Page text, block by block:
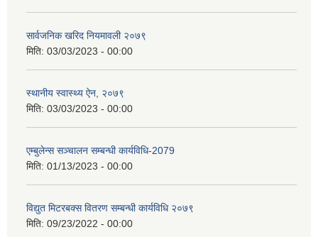
सार्वजनिक खरिद नियमावली २०७९
मिति: 03/03/2023 - 00:00
स्थानीय स्वास्थ्य ऐन, २०७९
मिति: 03/03/2023 - 00:00
एम्बुलेन्स सञ्चालन सम्बन्धी कार्यविधि-2079
मिति: 01/13/2023 - 00:00
विद्युत मिटरबक्स वितरण सम्बन्धी कार्यविधि २०७९
मिति: 09/23/2022 - 00:00